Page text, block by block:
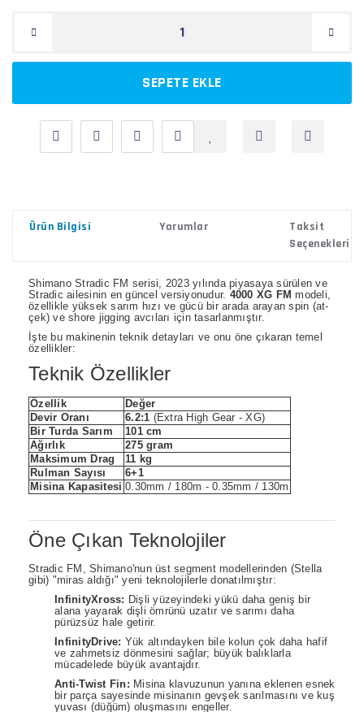
SEPETE EKLE
Ürün Bilgisi Yorumlar
Taksit
Seçenekleri
Shimano Stradic FM serisi, 2023 yılında piyasaya sürülen ve
Stradic ailesinin en güncel versiyonudur. 4000 XG FM modeli,
özellikle yüksek sarım hızı ve gücü bir arada arayan spin (at-
çek) ve shore jigging avcıları için tasarlanmıştır.
İşte bu makinenin teknik detayları ve onu öne çıkaran temel
özellikler:
Teknik Özellikler
Özellik
Değer
Devir Oranı
6.2:1 (Extra High Gear - XG)
Bir Turda Sarım
101 cm
Ağırlık
275 gram
Maksimum Drag
11 kg
Rulman Sayısı
6+1
Misina Kapasitesi 0.30mm / 180m - 0.35mm / 130m
Öne Çıkan Teknolojiler
Stradic FM, Shimano'nun üst segment modellerinden (Stella
gibi) "miras aldığı" yeni teknolojilerle donatılmıştır:
InfinityXross: Dişli yüzeyindeki yükü daha geniş bir
alana yayarak dişli ömrünü uzatır ve sarımı daha
pürüzsüz hale getirir.
InfinityDrive: Yük altındayken bile kolun çok daha hafif
ve zahmetsiz dönmesini sağlar; büyük balıklarla
mücadelede büyük avantajdır.
Anti-Twist Fin: Misina klavuzunun yanına eklenen esnek
bir parça sayesinde misinanın gevşek sarılmasını ve kuş
yuvası (düğüm) oluşmasını engeller.